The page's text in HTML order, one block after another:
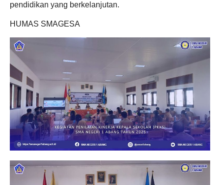
pendidikan yang berkelanjutan.
HUMAS SMAGESA